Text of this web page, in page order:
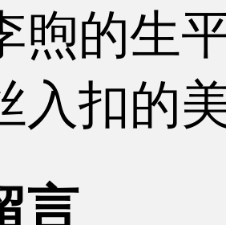
煦的生
入扣的
言